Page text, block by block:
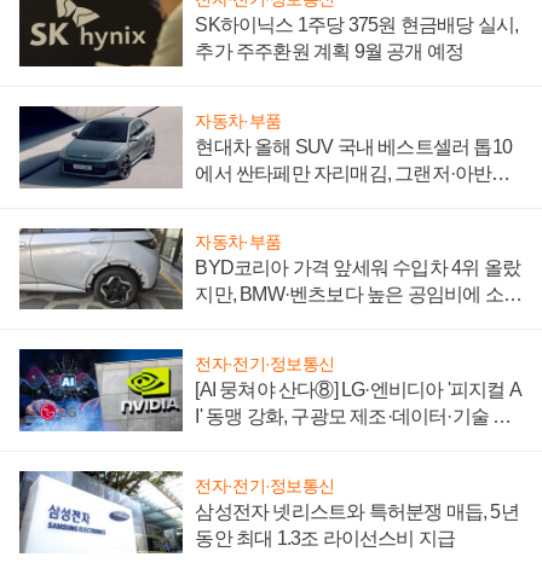
SK하이닉스 1주당 375원 현금배당 실시,
추가 주주환원 계획 9월 공개 예정
자동차·부품
현대차 올해 SUV 국내 베스트셀러 톱10
에서 싼타페만 자리매김, 그랜저·아반떼
자동차·부품
BYD코리아 가격 앞세워 수입차 4위 올랐
지만, BMW·벤츠보다 높은 공임비에 소비
전자·전기·정보통신
[AI 뭉쳐야 산다⑧] LG·엔비디아 '피지컬 A
I' 동맹 강화, 구광모 제조·데이터·기술 결
전자·전기·정보통신
삼성전자 넷리스트와 특허분쟁 매듭, 5년
동안 최대 1.3조 라이선스비 지급